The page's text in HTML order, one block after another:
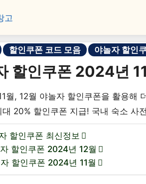
할인쿠폰 코드 모음 야놀자 할인
할인쿠폰 2024년
월, 12월 야놀자 할인쿠폰을 활용해
대 20% 할인쿠폰 지급! 국내 숙소 사
할인쿠폰 최신정보
할인쿠폰 2024년 12월
할인쿠폰 2024년 11월